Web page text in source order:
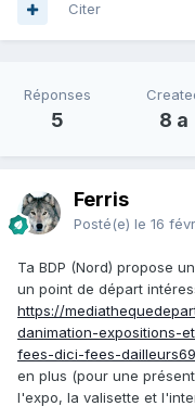
Citer
Réponses
5 8 a
Ferris
Posté(e) le 16
Ta BDP (Nord) propose
un point de départ
https://
danimation-expositions-
fees-dici-fees-dailleurs69
en plus (pour une
l'expo, la valisette et